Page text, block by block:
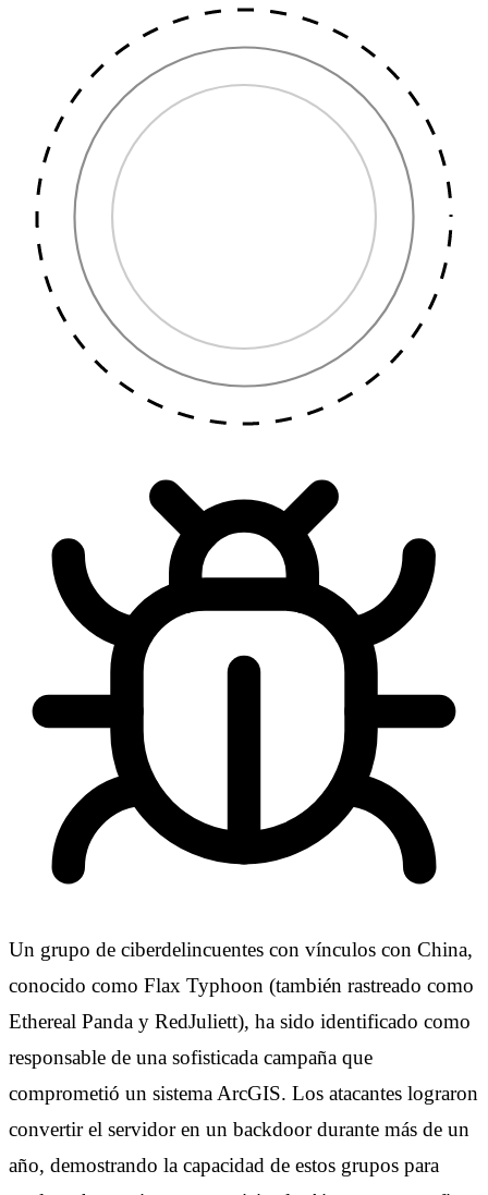
Un grupo de ciberdelincuentes con vínculos con China,
conocido como Flax Typhoon (también rastreado como
Ethereal Panda y RedJuliett), ha sido identificado como
responsable de una sofisticada campaña que
comprometió un sistema ArcGIS. Los atacantes lograron
convertir el servidor en un backdoor durante más de un
año, demostrando la capacidad de estos grupos para